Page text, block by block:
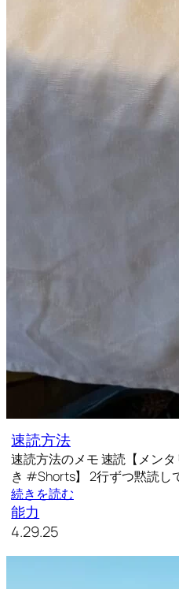
速読方法
速読方法のメモ 速読【メン
き #Shorts】 2行ずつ黙読し
続きを読む
能力
4.29.25